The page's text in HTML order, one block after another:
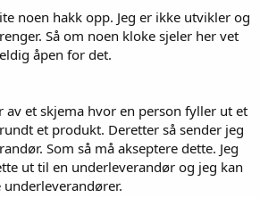
noen hakk opp. Jeg er ikke utvikler og
Så om noen kloke sjeler her vet
åpen for det.
av et skjema hvor en person fyller ut et
et produkt. Deretter så sender jeg
Som så må akseptere dette. Jeg
ut til en underleverandør og jeg kan